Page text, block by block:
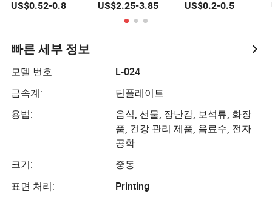
포장 잠금 장치가
화장품 포장 창이
있는
US$0.52-0.8
형 통 박스
US$2.25-3.85
쿠키 초콜릿 주석
식 차 포장 크리스
마스 금속 틴 박스
US$0.2-0.5
빠른 세부 정보
모델 번호.:
L-024
금속계:
틴플레이트
용법:
음식, 선물, 장난감, 보석류, 화장
품, 건강 관리 제품, 음료수, 전자
공학
크기:
중동
표면 처리:
Printing